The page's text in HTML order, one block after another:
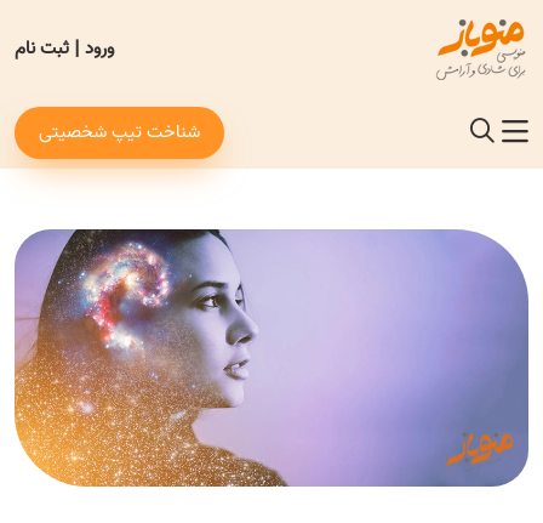
ورود| ثبت نام
شناخت تیپ شخصیتی